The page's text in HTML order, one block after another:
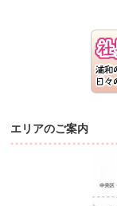
エリアのご案内